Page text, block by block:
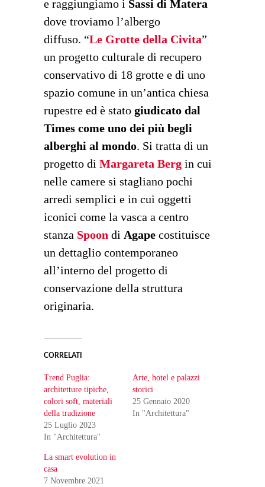
e raggiungiamo i Sassi di Matera
dove troviamo l’albergo
diffuso. “Le Grotte della Civita”
un progetto culturale di recupero
conservativo di 18 grotte e di uno
spazio comune in un’antica chiesa
rupestre ed è stato giudicato dal
Times come uno dei più begli
alberghi al mondo. Si tratta di un
progetto di Margareta Berg in cui
nelle camere si stagliano pochi
arredi semplici e in cui oggetti
iconici come la vasca a centro
stanza Spoon di Agape costituisce
un dettaglio contemporaneo
all’interno del progetto di
conservazione della struttura
originaria.
CORRELATI
Trend Puglia:
architetture tipiche,
colori soft, materiali
della tradizione
25 Luglio 2023
In "Architettura"
Arte, hotel e palazzi
storici
25 Gennaio 2020
In "Architettura"
La smart evolution in
casa
7 Novembre 2021